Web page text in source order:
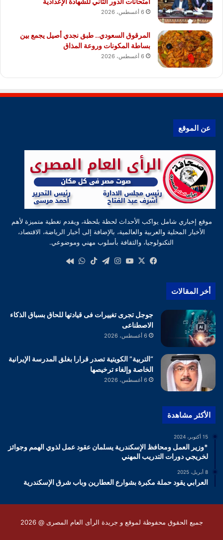
6 أغسطس، 2026
المرقوق السعودي.. طبق نجدي أصيل يجمع بين
بساطة المكونات وروعة المذاق
6 أغسطس، 2026
عن الموقع
موقع إخباري شامل يواكب الأحداث لحظة بلحظة، ويقدم تغطية متميزة لأهم
الأخبار المحلية والعربية والعالمية، بالإضافة إلى أخبار الرياضة، الاقتصاد،
التكنولوجيا، والثقافة بأسلوب مهني وموضوعي.
فيسبوك
‫X
‫YouTube
انستقرام
تيلقرام‫TikTokواتساب
أخر المقالات
جوجل تجرى تغييرات فى قيادتها للحاق بسباق الذكاء
الاصطناعى
6 أغسطس، 2026
“التربية” الكويتية تصدر قرارا بغلق المدرسة الإيرانية
الخاصة وإلغاء ترخيصها
6 أغسطس، 2026
الأكثر مشاهدة
15 أكتوبر، 2024
*وزير العمل ومحافظ الإسكندرية يسلمان عقود عمل لذوي الهمم وجوائز
لخريجي دورات التدريب المهني
8 أبريل، 2025
العرابي يقود حملة مكبرة بشوارع العطارين وباب شرق الإسكندرية
جميع الحقوق محفوظة لموقع و جريدة الرأى العام المصرى @ 2026